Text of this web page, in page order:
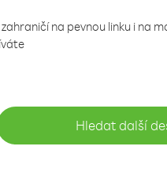
na pevnou linku i na
Hledat další